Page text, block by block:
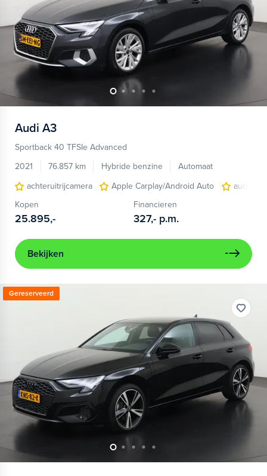
Audi A3
Sportback 40 TFSIe Advanced
2021
76.857 km Hybride benzine
Automaat
achteruitrijcamera
Apple Carplay/Android Auto
audio
Kopen
25.895,-
Financieren
327,- p.m.
Bekijken
Gereserveerd